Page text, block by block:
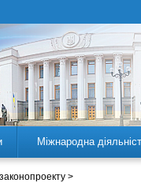
Міжнародна
>